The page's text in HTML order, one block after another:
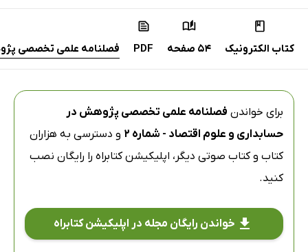
کتاب الکترونیک 54 صفحه PDF فصلنامه علمی تخصصی
برای خواندن فصلنامه علمی تخصصی پژوهش در
حسابداری و علوم اقتصاد - شماره 2
و دسترسی به هزاران
کتاب و کتاب صوتی دیگر، اپلیکیشن کتابراه را رایگان نصب
کنید.
خواندن رایگان مجله در اپلیکیشن کتابراه